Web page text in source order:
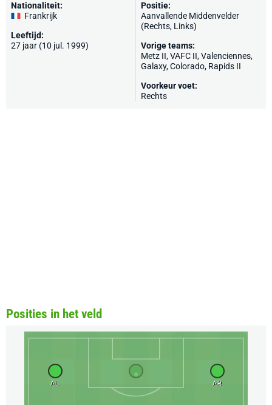
Nationaliteit:
Frankrijk
Leeftijd:
27 jaar (10 jul. 1999)
Positie:
Aanvallende Middenvelder
(Rechts, Links)
Vorige teams:
Metz II, VAFC II,Valenciennes,
Galaxy,Colorado, Rapids II
Voorkeur voet:
Rechts
Posities in het veld
AL AR